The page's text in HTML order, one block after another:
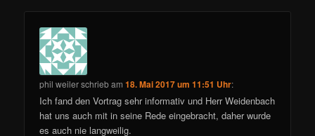
phil weilerschriebam18. Mai 2017 um 11:51 Uhr:
Ich fand den Vortrag sehr informativ und Herr Weidenbach
hat uns auch mit in seine Rede eingebracht, daher wurde
es auch nie langweilig.